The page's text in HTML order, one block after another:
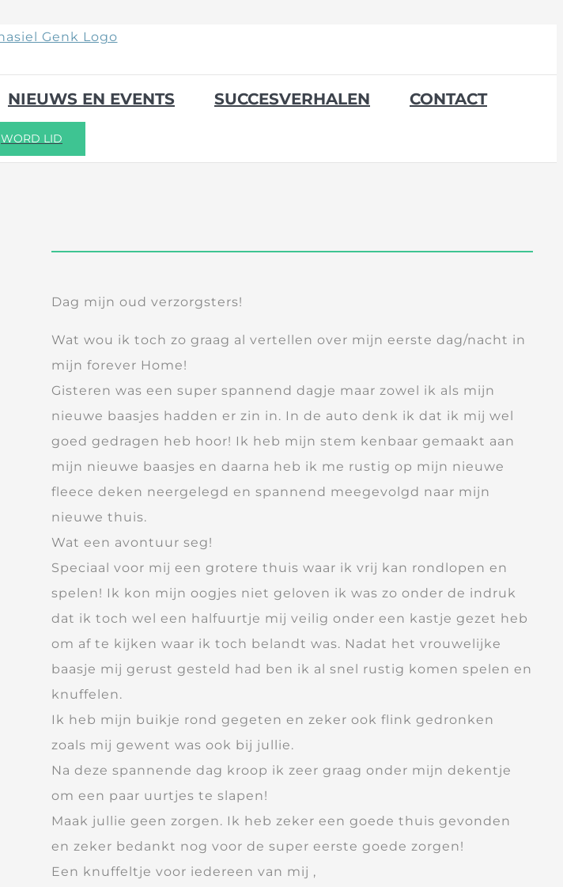
NIEUWS EN EVENTS SUCCESVERHALEN CONTACT
WORD LID
Dag mijn oud verzorgsters!
Wat wou ik toch zo graag al vertellen over mijn eerste dag/nacht in
mijn forever Home!
Gisteren was een super spannend dagje maar zowel ik als mijn
nieuwe baasjes hadden er zin in. In de auto denk ik dat ik mij wel
goed gedragen heb hoor! Ik heb mijn stem kenbaar gemaakt aan
mijn nieuwe baasjes en daarna heb ik me rustig op mijn nieuwe
fleece deken neergelegd en spannend meegevolgd naar mijn
nieuwe thuis.
Wat een avontuur seg!
Speciaal voor mij een grotere thuis waar ik vrij kan rondlopen en
spelen! Ik kon mijn oogjes niet geloven ik was zo onder de indruk
dat ik toch wel een halfuurtje mij veilig onder een kastje gezet heb
om af te kijken waar ik toch belandt was. Nadat het vrouwelijke
baasje mij gerust gesteld had ben ik al snel rustig komen spelen en
knuffelen.
Ik heb mijn buikje rond gegeten en zeker ook flink gedronken
zoals mij gewent was ook bij jullie.
Na deze spannende dag kroop ik zeer graag onder mijn dekentje
om een paar uurtjes te slapen!
Maak jullie geen zorgen. Ik heb zeker een goede thuis gevonden
en zeker bedankt nog voor de super eerste goede zorgen!
Een knuffeltje voor iedereen van mij ,